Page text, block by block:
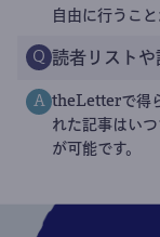
自由に行うこと
Q 読者リストや
A theLetterで得
れた記事はい
が可能です。